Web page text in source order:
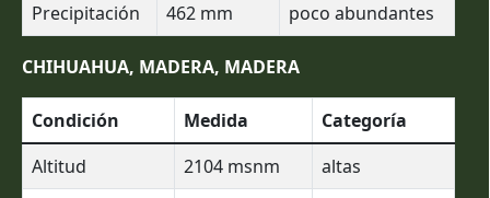
Precipitación
462 mm poco abundantes
CHIHUAHUA, MADERA, MADERA
Condición Medida
Categoría
Altitud
2104 msnm
altas